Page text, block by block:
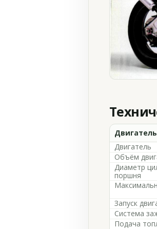
Двигатель
Двигатель
Объём
Диаметр
поршня
Запуск
Система
Подача